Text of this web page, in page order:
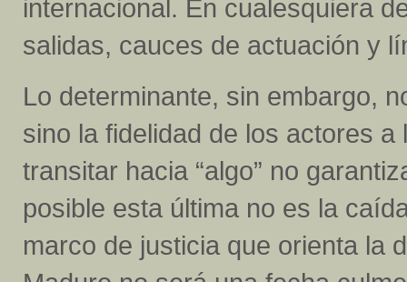
internacional. En cualesquiera
salidas, cauces de actuación y
Lo determinante, sin embargo,
sino la fidelidad de los actores
transitar hacia “algo” no
posible esta última no es la
marco de justicia que orienta la